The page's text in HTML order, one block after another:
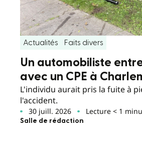
Actualités Faits divers
Un automobiliste
avec un CPE à
L'individu aurait pris la fuite à
l'accident.
30 juill. 2026 Lecture < 1
Salle de rédaction